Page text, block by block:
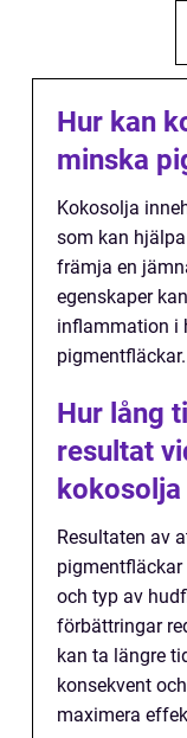
Hur kan
minska
Kokosolja
som kan
främja en
egenskaper
inflammation i
pigmentfläckar.
Hur lång
resultat
Resultaten av
pigmentfläckar
och typ av
förbättringar
kan ta längre
konsekvent
maximera